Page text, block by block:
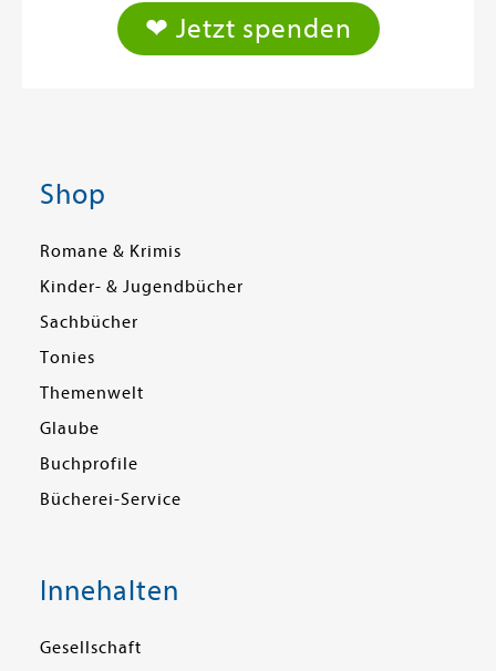
❤ Jetzt spenden
Shop
Romane & Krimis
Kinder- & Jugendbücher
Sachbücher
Tonies
Themenwelt
Glaube
Buchprofile
Bücherei-Service
Innehalten
Gesellschaft